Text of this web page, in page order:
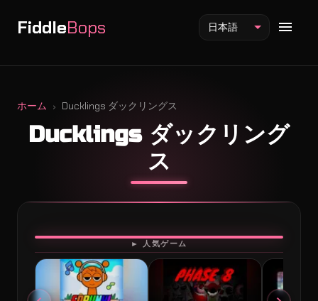
FiddleBops
Fiddlebops Mod
Incredibox Mod
Sprunki Mod
日本語
ホーム Ducklings ダックリングス
Ducklings ダックリング
ス
► 人気ゲーム
プレイ